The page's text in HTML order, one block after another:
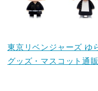
東京リベンジャーズ ゆ
グッズ・マスコット通